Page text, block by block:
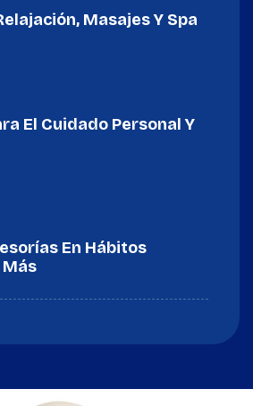
Masajes Y Spa
El Cuidado Personal Y
En Hábitos
Más